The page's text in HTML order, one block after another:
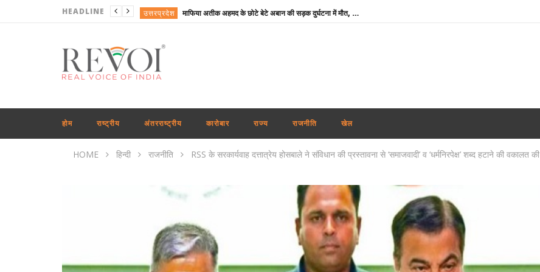
HEADLINE उत्तरप्रदेश माफिया अतीक अहमद के छोटे बेटे अबान की सड़क दुर्घटना में मौत, छोटे भाई का शव देख बिलख पड़ा अहजम
राष्ट्रीय
अपराध
राष्ट्रीय ‘विकसित भारत’ विजन को आगे बढ़ाने में प्रादेशिक सेना का योगदान महत्वपूर्ण : राजनाथ सिंह
राष्ट्रीय मोदी कैबिनेट ने GOBARdhan योजना को दी मंजूरी : गोबर व जैविक कचरे से बनेगी स्वच्छ ऊर्जा
राहुल गांधी के प्रयागराज कार्यक्रम पर सियासत तेज, बुकिंग रद्द होने पर बोली कांग्रेस- सरकार डरी हुई है
Uttarakhand Rain Alert: किन्नौर में भूस्खलन से NH-5 बंद, बद्रीनाथ हाईवे समेत कई सड़कें प्रभावित
तमिलनाडु में विजय सरकार का पहला बजट : शादी पर लड़की को सोने का सिक्का, जन्म पर बच्चे को सोने की अंगूठी
होम राष्ट्रीय अंतरराष्ट्रीय कारोबार राज्य राजनीति खेल
HOME हिन्दी राजनीति RSS के सरकार्यवाह दत्तात्रेय होसबाले ने संविधान की प्रस्तावना से ‘समाजवादी’ व ‘धर्मनिरपेक्ष’ शब्द हटाने की वकालत की